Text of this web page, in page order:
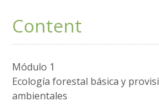
Content
Módulo 1
Ecología forestal básica y
ambientales